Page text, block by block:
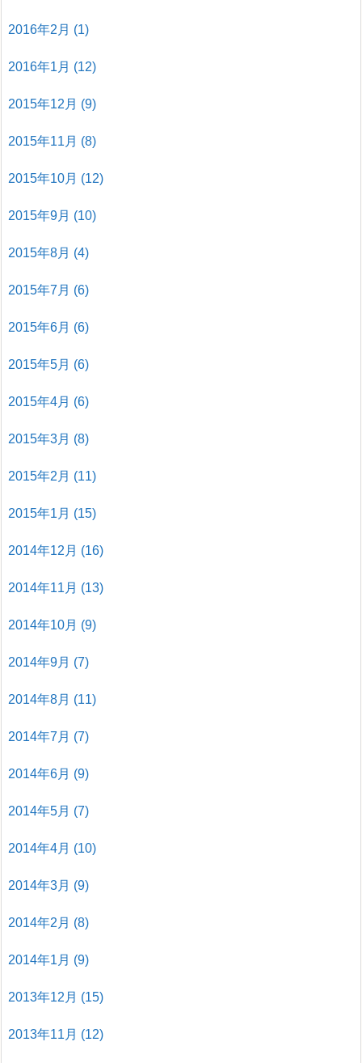
2016年2月 (1)
2016年1月 (12)
2015年12月 (9)
2015年11月 (8)
2015年10月 (12)
2015年9月 (10)
2015年8月 (4)
2015年7月 (6)
2015年6月 (6)
2015年5月 (6)
2015年4月 (6)
2015年3月 (8)
2015年2月 (11)
2015年1月 (15)
2014年12月 (16)
2014年11月 (13)
2014年10月 (9)
2014年9月 (7)
2014年8月 (11)
2014年7月 (7)
2014年6月 (9)
2014年5月 (7)
2014年4月 (10)
2014年3月 (9)
2014年2月 (8)
2014年1月 (9)
2013年12月 (15)
2013年11月 (12)